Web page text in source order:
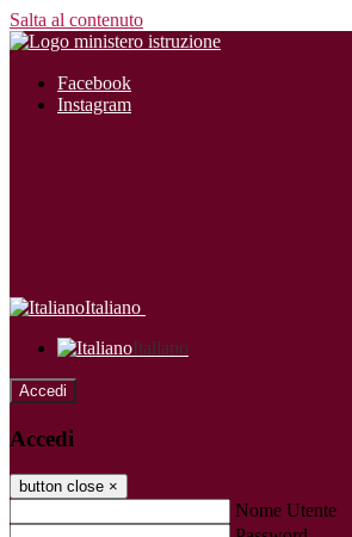
Salta al contenuto
Facebook
Instagram
Italiano
Italiano
Accedi
Accedi
button close ×
Nome Utente